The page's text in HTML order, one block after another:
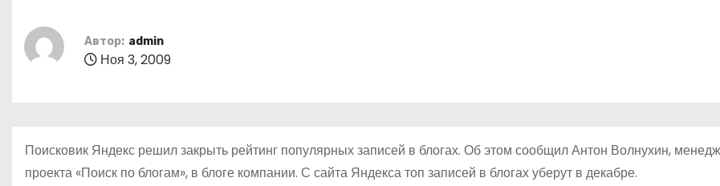
Автор: admin
Ноя 3, 2009
Поисковик Яндекс решил закрыть рейтинг популярных записей в блогах. Об этом сообщил Антон Волнухин,
проекта «Поиск по блогам», в блоге компании. С сайта Яндекса топ записей в блогах уберут в декабре.